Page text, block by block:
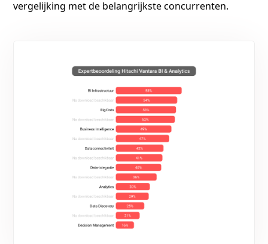
vergelijking met de belangrijkste concurrenten.